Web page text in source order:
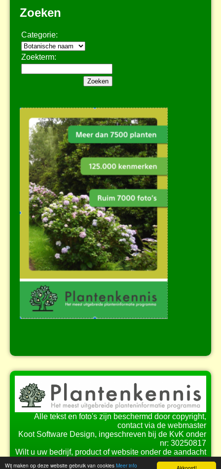
Wij maken op deze website gebruik van cookies Meer info
Zoeken
Categorie:
Zoekterm:
Alle tekst en foto's zijn beschermd door copyright,
contact via de webmaster
Koot Software Design, ingeschreven bij de KvK onder
nr: 30250817
Wilt u uw bedrijf, product of website onder de aandacht
brengen bij onze bezoekers?